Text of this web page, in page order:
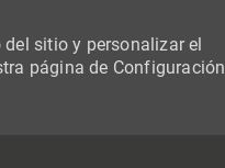
sitio y personalizar el
página de Configuración